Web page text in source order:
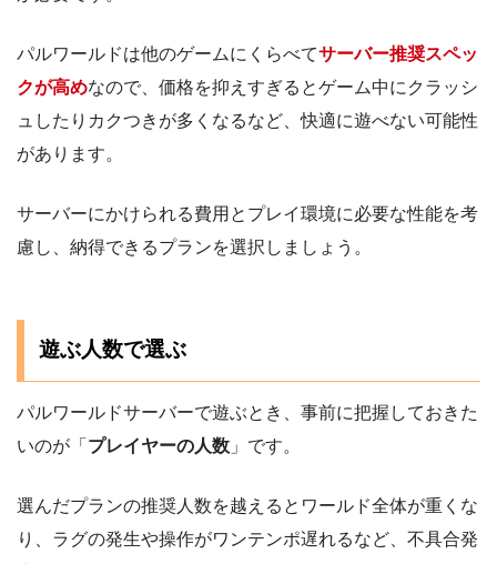
パルワールドは他のゲームにくらべてサーバー推奨スペッ
クが高めなので、価格を抑えすぎるとゲーム中にクラッシ
ュしたりカクつきが多くなるなど、快適に遊べない可能性
があります。
サーバーにかけられる費用とプレイ環境に必要な性能を考
慮し、納得できるプランを選択しましょう。
遊ぶ人数で選ぶ
パルワールドサーバーで遊ぶとき、事前に把握しておきた
いのが「 プレイヤーの人数 」です。
選んだプランの推奨人数を越えるとワールド全体が重くな
り、ラグの発生や操作がワンテンポ遅れるなど、不具合発